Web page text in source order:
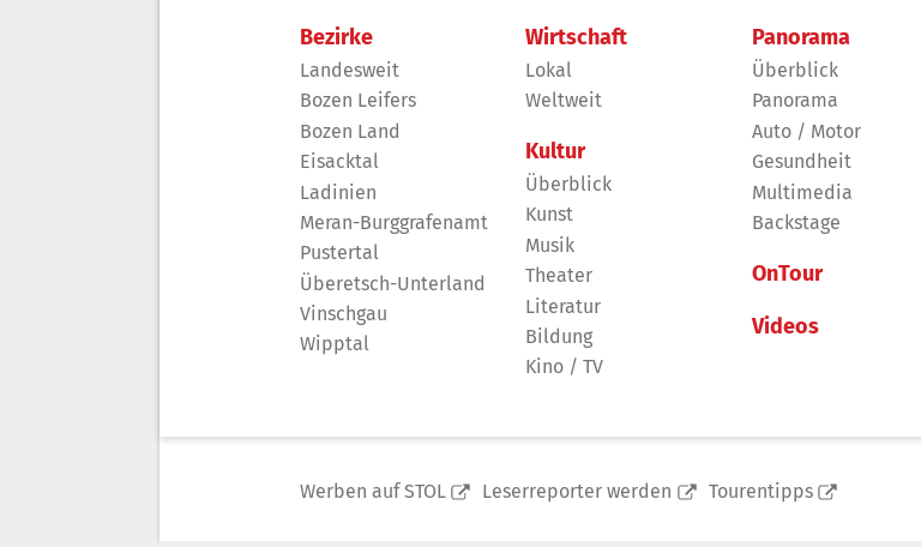
Bezirke
Landesweit
Bozen Leifers
Bozen Land
Eisacktal
Ladinien
Meran-Burggrafenamt
Pustertal
Überetsch-Unterland
Vinschgau
Wipptal
Wirtschaft
Lokal
Weltweit
Kultur
Überblick
Kunst
Musik
Theater
Literatur
Bildung
Kino / TV
Panorama
Überblick
Panorama
Auto / Motor
Gesundheit
Multimedia
Backstage
OnTour
Videos
Werben auf STOL Leserreporter werden Tourentipps